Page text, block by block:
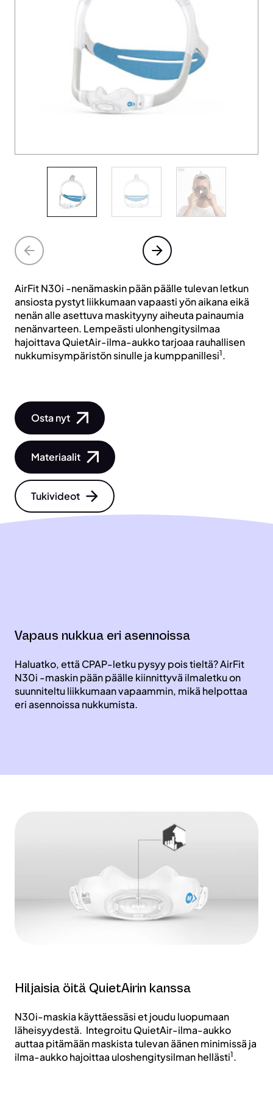
AirFit N30i -nenämaskin pään päälle tulevan letkun
ansiosta pystyt liikkumaan vapaasti yön aikana eikä
nenän alle asettuva maskityyny aiheuta painaumia
nenänvarteen. Lempeästi ulonhengitysilmaa
hajoittava QuietAir-ilma-aukko tarjoaa rauhallisen
nukkumisympäristön sinulle ja kumppanillesi1.
Osta nyt
Materiaalit
Tukivideot
Vapaus nukkua eri asennoissa
Haluatko, että CPAP-letku pysyy pois tieltä? AirFit
N30i -maskin pään päälle kiinnittyvä ilmaletku on
suunniteltu liikkumaan vapaammin, mikä helpottaa
eri asennoissa nukkumista.
Hiljaisia öitä QuietAirin kanssa
N30i-maskia käyttäessäsi et joudu luopumaan
läheisyydestä. Integroitu QuietAir-ilma-aukko
auttaa pitämään maskista tulevan äänen minimissä ja
ilma-aukko hajoittaa uloshengitysilman hellästi1.